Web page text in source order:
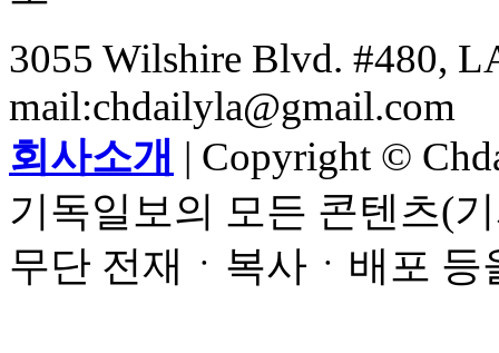
3055 Wilshire Blvd. #480,
mail:chdailyla@gmail.com
회사소개 | Copyright ©
기독일보의 모든 콘텐츠(
무단 전재ㆍ복사ㆍ배포 등